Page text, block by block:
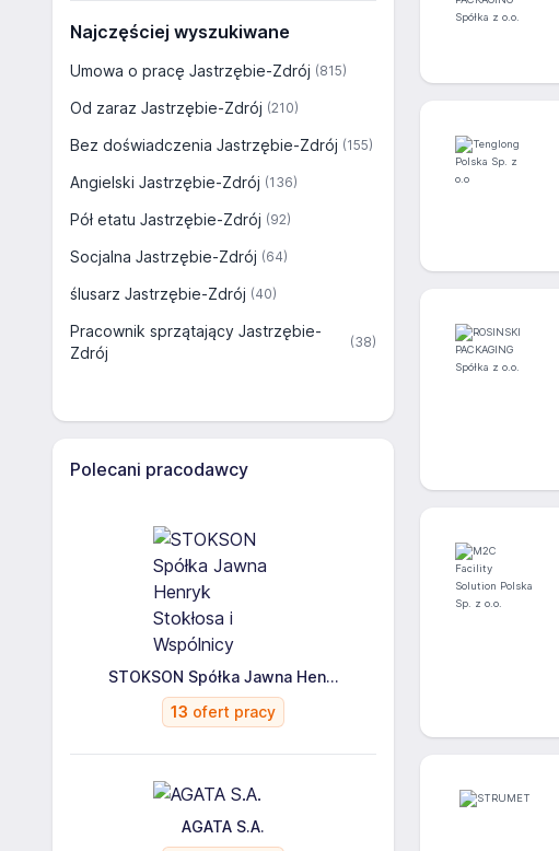
Najczęściej wyszukiwane
Umowa o pracę Jastrzębie-Zdrój (815)
Od zaraz Jastrzębie-Zdrój (210)
Bez doświadczenia Jastrzębie-Zdrój (155)
Angielski Jastrzębie-Zdrój (136)
Pół etatu Jastrzębie-Zdrój (92)
Socjalna Jastrzębie-Zdrój (64)
ślusarz Jastrzębie-Zdrój (40)
Pracownik sprzątający Jastrzębie-
Zdrój
(38)
Polecani pracodawcy
STOKSON Spółka Jawna Hen...
13 ofert pracy
AGATA S.A.